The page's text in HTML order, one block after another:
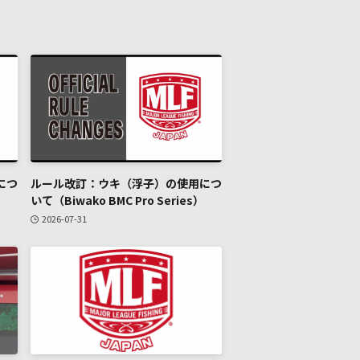
つ
ルール改訂：ウキ（浮子）の使用につ
いて（Biwako BMC Pro Series）
2026-07-31